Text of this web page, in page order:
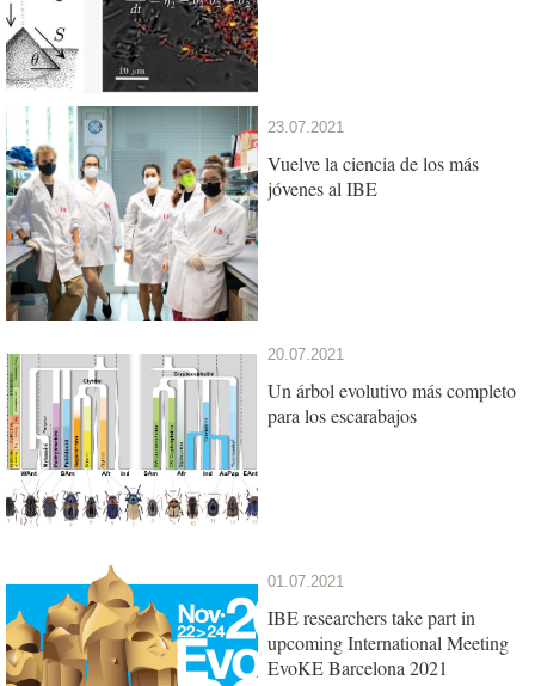
23.07.2021
Vuelve la ciencia de los más
jóvenes al IBE
20.07.2021
Un árbol evolutivo más completo
para los escarabajos
01.07.2021
IBE researchers take part in
upcoming International Meeting
EvoKE Barcelona 2021